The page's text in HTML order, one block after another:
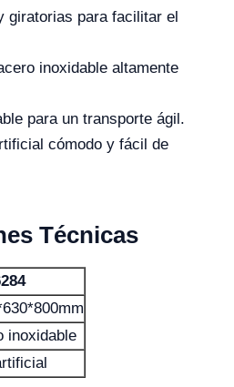
giratorias para facilitar el
inoxidable altamente
para un transporte ágil.
cómodo y fácil de
Técnicas
inoxidable